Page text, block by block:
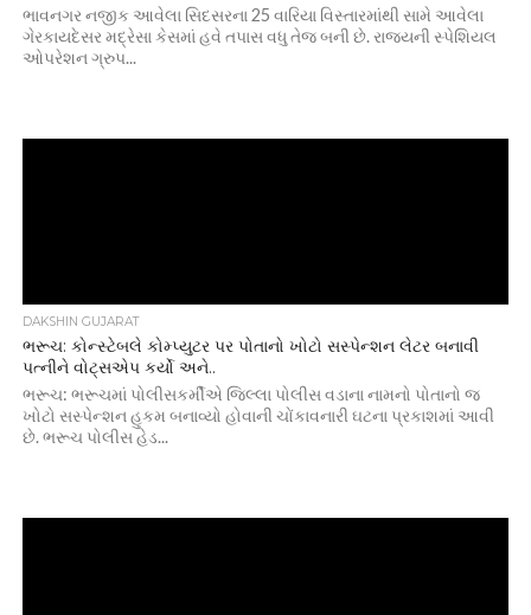
ભાવનગર નજીક આવેલા સિદસરના 25 વારિયા વિસ્તારમાંથી સામે આવેલા
ગેરકાયદેસર મદ્રેસા કેસમાં હવે તપાસ વધુ તેજ બની છે. રાજ્યની સ્પેશિયલ
ઓપરેશન ગ્રુપ...
DAKSHIN GUJARAT
ભરૂચ: કોન્સ્ટેબલે કોમ્પ્યુટર પર પોતાનો ખોટો સસ્પેન્શન લેટર બનાવી
પત્નીને વોટ્સએપ કર્યો અને..
ભરૂચ: ભરૂચમાં પોલીસકર્મીએ જિલ્લા પોલીસ વડાના નામનો પોતાનો જ
ખોટો સસ્પેન્શન હુકમ બનાવ્યો હોવાની ચોંકાવનારી ઘટના પ્રકાશમાં આવી
છે. ભરૂચ પોલીસ હેડ...